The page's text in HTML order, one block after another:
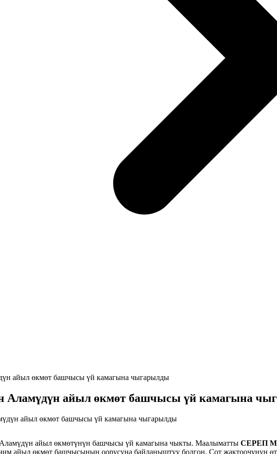
айыл өкмөт башчысы үй камагына чыгарылды
Аламүдүн айыл өкмөт башчысы үй камагына
айыл өкмөтүнүн башчысы үй камагына чыкты. Маалыматты СЕРЕП
айыл өкмөт башчысынын оорусуна байланыштуу болгон. Сот жактоочунун